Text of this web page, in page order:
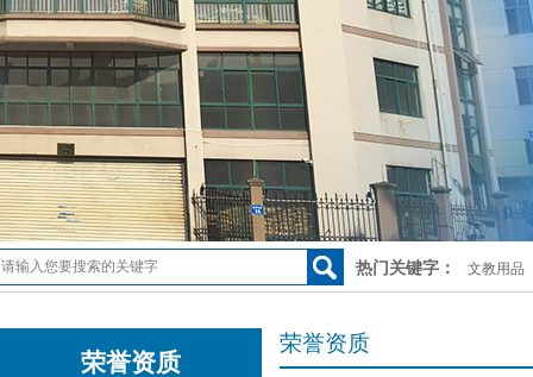
热门关键字： 文教用品
荣誉资质
荣誉资质